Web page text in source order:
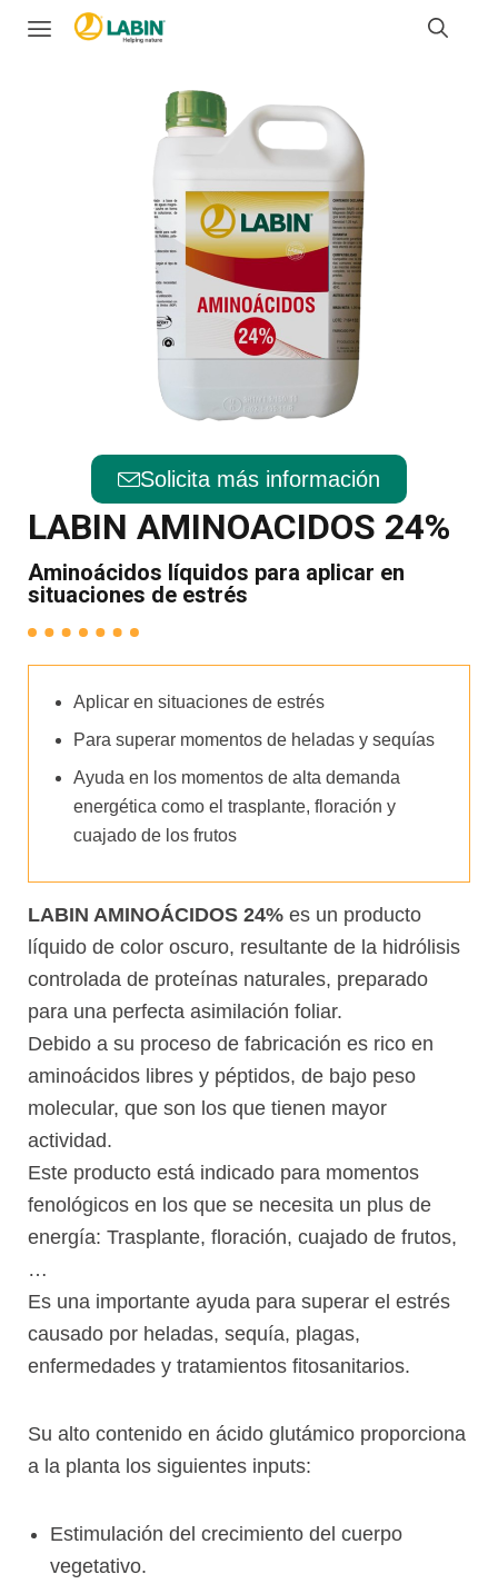
Solicita más información
LABIN AMINOACIDOS 24%
Aminoácidos líquidos para aplicar en
situaciones de estrés
Aplicar en situaciones de estrés
Para superar momentos de heladas y sequías
Ayuda en los momentos de alta demanda
energética como el trasplante, floración y
cuajado de los frutos
LABIN AMINOÁCIDOS 24% es un producto
líquido de color oscuro, resultante de la hidrólisis
controlada de proteínas naturales, preparado
para una perfecta asimilación foliar.
Debido a su proceso de fabricación es rico en
aminoácidos libres y péptidos, de bajo peso
molecular, que son los que tienen mayor
actividad.
Este producto está indicado para momentos
fenológicos en los que se necesita un plus de
energía: Trasplante, floración, cuajado de frutos,
…
Es una importante ayuda para superar el estrés
causado por heladas, sequía, plagas,
enfermedades y tratamientos fitosanitarios.
Su alto contenido en ácido glutámico proporciona
a la planta los siguientes inputs:
Estimulación del crecimiento del cuerpo
vegetativo.